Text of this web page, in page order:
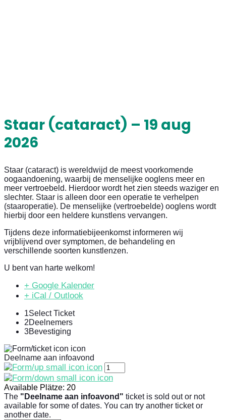
Staar (cataract) – 19 aug
2026
Staar (cataract) is wereldwijd de meest voorkomende
oogaandoening, waarbij de menselijke ooglens meer en
meer vertroebeld. Hierdoor wordt het zien steeds waziger en
slechter. Staar is alleen door een operatie te verhelpen
(staaroperatie). De menselijke (vertroebelde) ooglens wordt
hierbij door een heldere kunstlens vervangen.
Tijdens deze informatiebijeenkomst informeren wij
vrijblijvend over symptomen, de behandeling en
verschillende soorten kunstlenzen.
U bent van harte welkom!
+ Google Kalender
+ iCal / Outlook
1Select Ticket
2Deelnemers
3Bevestiging
Deelname aan infoavond
Available Plätze: 20
The "Deelname aan infoavond" ticket is sold out or not
available for some of dates. You can try another ticket or
another date.